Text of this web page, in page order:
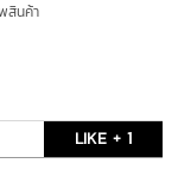
สินค้า
LIKE + 1